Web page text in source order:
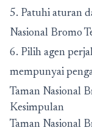
5. Patuhi aturan
Nasional Bromo
6. Pilih agen
mempunyai
Taman Nasional
Kesimpulan
Taman Nasional